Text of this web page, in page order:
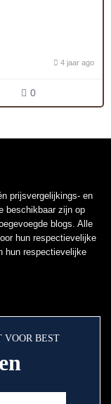
4 jaar ago
0
prijsvergelijkings- en
beschikbaar zijn op
blogs. Alle
hun respectievelijke
hun respectievelijke
BEST